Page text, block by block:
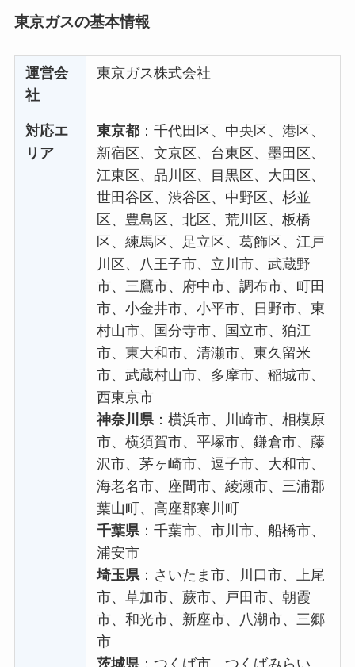
東京ガスの基本情報
運営会
社
東京ガス株式会社
対応エ
リア
東京都 ：千代田区、中央区、港区、
新宿区、文京区、台東区、墨田区、
江東区、品川区、目黒区、大田区、
世田谷区、渋谷区、中野区、杉並
区、豊島区、北区、荒川区、板橋
区、練馬区、足立区、葛飾区、江戸
川区、八王子市、立川市、武蔵野
市、三鷹市、府中市、調布市、町田
市、小金井市、小平市、日野市、東
村山市、国分寺市、国立市、狛江
市、東大和市、清瀬市、東久留米
市、武蔵村山市、多摩市、稲城市、
西東京市
神奈川県：横浜市、川崎市、相模原
市、横須賀市、平塚市、鎌倉市、藤
沢市、茅ヶ崎市、逗子市、大和市、
海老名市、座間市、綾瀬市、三浦郡
葉山町、高座郡寒川町
千葉県：千葉市、市川市、船橋市、
浦安市
埼玉県：さいたま市、川口市、上尾
市、草加市、蕨市、戸田市、朝霞
市、和光市、新座市、八潮市、三郷
市